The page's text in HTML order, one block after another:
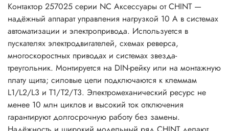
Контактор 257025 серии NC Аксессуары от CHINT —
надёжный аппарат управления нагрузкой 10 А в системах
автоматизации и электропривода. Используется в
пускателях электродвигателей, схемах реверса,
многоскоростных приводах и системах звезда-
треугольник. Монтируется на DIN-рейку или на монтажную
плату щита; силовые цепи подключаются к клеммам
L1/L2/L3 и T1/T2/T3. Электромеханический ресурс не
менее 10 млн циклов и высокий ток отключения
гарантируют долгосрочную работу без замены.